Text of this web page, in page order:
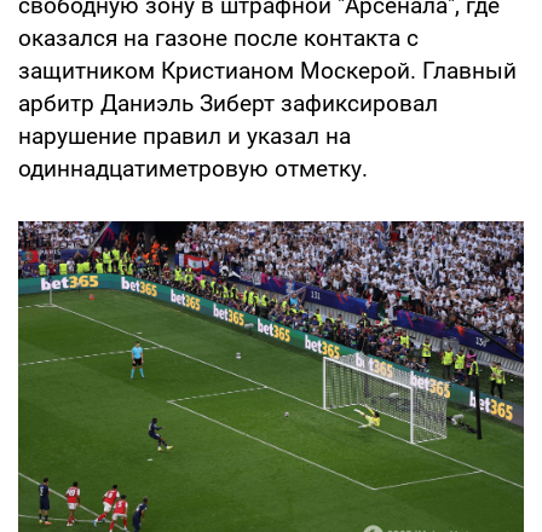
свободную зону в штрафной "Арсенала", где
оказался на газоне после контакта с
защитником Кристианом Москерой. Главный
арбитр Даниэль Зиберт зафиксировал
нарушение правил и указал на
одиннадцатиметровую отметку.